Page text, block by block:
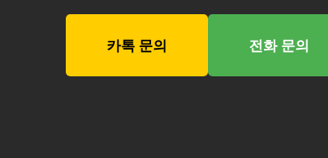
카톡 문의 전화 문의